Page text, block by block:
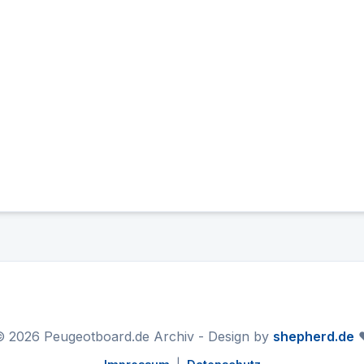
2026 Peugeotboard.de Archiv - Design by shepherd.de